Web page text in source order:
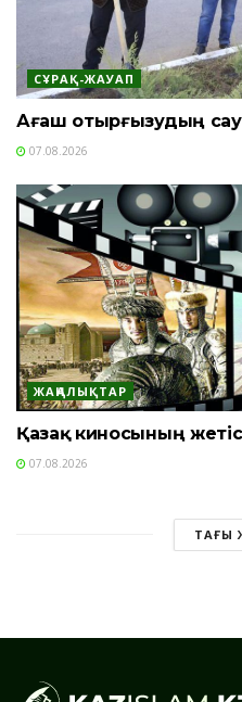
СҰРАҚ-ЖАУАП
Ағаш отырғызудың
07.08.2026
ЖАҢАЛЫҚТАР
Қазақ киносының
07.08.2026
ТАҒЫ